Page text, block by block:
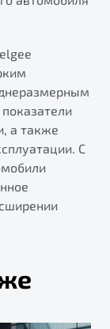
а также
С